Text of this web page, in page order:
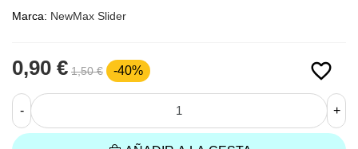
Marca: NewMax Slider
favorite_border
0,90 € 1,50 € -40%
- +